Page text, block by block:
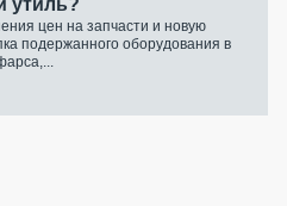
цен на запчасти и новую
подержанного оборудования в